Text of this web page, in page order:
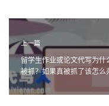
上一篇
留学生作业或论文代写为什
被抓？如果真被抓了该怎么
呐？